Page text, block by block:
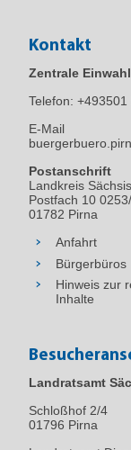
Kontakt
Zentrale Einwahl
Telefon: +493501
E-Mail
Postanschrift
Landkreis
Postfach 10
01782 Pirna
Anfahrt
Bürgerbüros
Hinweis zur
Inhalte
Landratsamt
Schloßhof 2/4
01796 Pirna